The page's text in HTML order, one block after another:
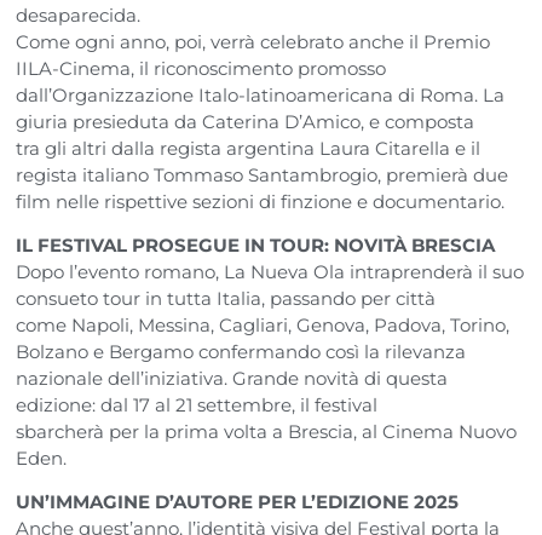
desaparecida.
Come ogni anno, poi, verrà celebrato anche il Premio
IILA-Cinema, il riconoscimento promosso
dall’Organizzazione Italo-latinoamericana di Roma. La
giuria presieduta da Caterina D’Amico, e composta
tra gli altri dalla regista argentina Laura Citarella e il
regista italiano Tommaso Santambrogio, premierà due
film nelle rispettive sezioni di finzione e documentario.
IL FESTIVAL PROSEGUE IN TOUR: NOVITÀ BRESCIA
Dopo l’evento romano, La Nueva Ola intraprenderà il suo
consueto tour in tutta Italia, passando per città
come Napoli, Messina, Cagliari, Genova, Padova, Torino,
Bolzano e Bergamo confermando così la rilevanza
nazionale dell’iniziativa. Grande novità di questa
edizione: dal 17 al 21 settembre, il festival
sbarcherà per la prima volta a Brescia, al Cinema Nuovo
Eden.
UN’IMMAGINE D’AUTORE PER L’EDIZIONE 2025
Anche quest’anno, l’identità visiva del Festival porta la